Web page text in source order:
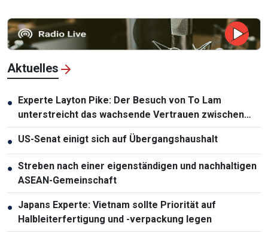
Aktuelles
● Experte Layton Pike: Der Besuch von To Lam
unterstreicht das wachsende Vertrauen zwischen
Vietnam und Australien
● US-Senat einigt sich auf Übergangshaushalt
● Streben nach einer eigenständigen und nachhaltigen
ASEAN-Gemeinschaft
● Japans Experte: Vietnam sollte Priorität auf
Halbleiterfertigung und -verpackung legen